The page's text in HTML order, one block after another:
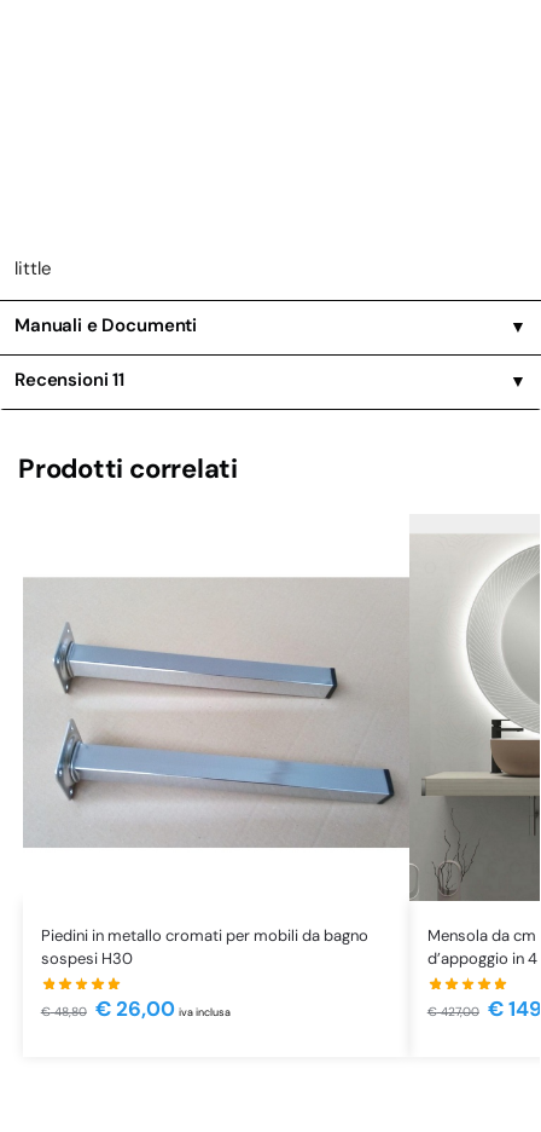
little
Manuali e Documenti ▼
Recensioni11 ▼
Prodotti correlati
Piedini in metallo cromati per mobili da bagno
sospesi H30
€48,80 €26,00 iva inclusa
Mensola da
d’appoggio in
€427,00 €